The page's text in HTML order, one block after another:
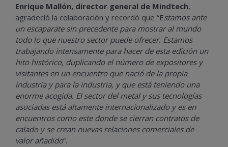
Enrique Mallón, director general de Mindtech,
agradeció la colaboración y recordó que “Estamos ante
un escaparate sin precedente para mostrar al mundo
todo lo que nuestro sector puede ofrecer. Estamos
trabajando intensamente para hacer de esta edición un
hito histórico, duplicando el número de expositores y
visitantes en un encuentro que nació de la propia
industria y para la industria, y que está teniendo una
enorme acogida. El sector del metal y sus tecnologías
asociadas está altamente internacionalizado y es en
encuentros como este donde se cierran contratos de
calado y se crean nuevas relaciones comerciales de
valor añadido”.